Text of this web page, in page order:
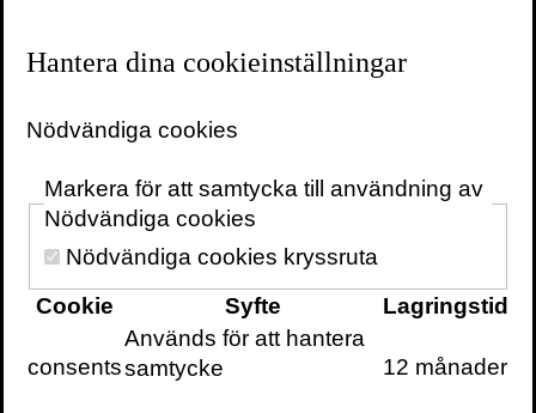
grund för både livsmedelsprodukter och
kosttillskott som idag tillhör många
nutritionens betydelse för vår hälsa. Långt
innan de allra flesta började han fördjupa sig
i inflammationens och tarmflorans roll vid
olika typer av ohälsa och kom på så sätt att
bli en pionjär inom detta fält.
Hantera dina cookieinställningar
Nödvändiga cookies
Markera för att samtycka till användning av
Nödvändiga cookies
Nödvändiga cookies kryssruta
Cookie
Syfte Lagringstid
consents
Används för att hantera
samtycke
12 månader